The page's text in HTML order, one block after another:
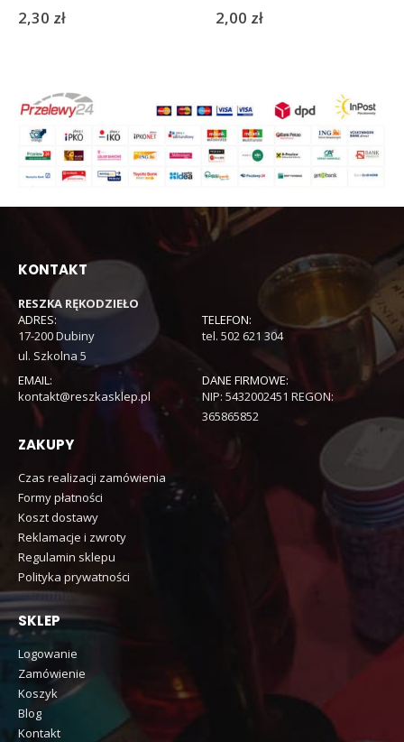
2,30 zł 2,00 zł
KONTAKT
RESZKA RĘKODZIEŁO
ADRES:
17-200 Dubiny
ul. Szkolna 5
TELEFON:
tel. 502 621 304
EMAIL:
kontakt@reszkasklep.pl
DANE FIRMOWE:
NIP: 5432002451 REGON:
365865852
ZAKUPY
Czas realizacji zamówienia
Formy płatności
Koszt dostawy
Reklamacje i zwroty
Regulamin sklepu
Polityka prywatności
SKLEP
Logowanie
Zamówienie
Koszyk
Blog
Kontakt